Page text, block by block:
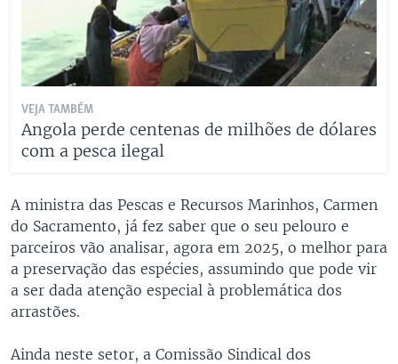
VEJA TAMBÉM
Angola perde centenas de milhões de dólares
com a pesca ilegal
A ministra das Pescas e Recursos Marinhos, Carmen
do Sacramento, já fez saber que o seu pelouro e
parceiros vão analisar, agora em 2025, o melhor para
a preservação das espécies, assumindo que pode vir
a ser dada atenção especial à problemática dos
arrastões.
Ainda neste setor, a Comissão Sindical dos